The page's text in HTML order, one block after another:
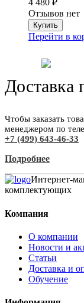
4 480 ₽
Отзывов нет
Перейти в
Доставка
Чтобы заказать
менеджером по
+7 (499) 643-46-33
Подробнее
Интернет-
комплектующих
Компания
О компании
Новости и
Статьи
Доставка и
Обучение